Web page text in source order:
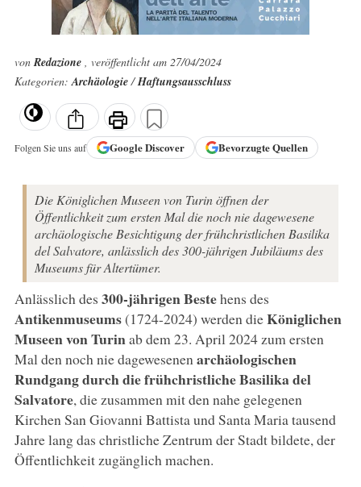
vonRedazione , veröffentlicht am 27/04/2024
Kategorien:Archäologie/Haftungsausschluss
Folgen Sie uns auf GoogleDiscover Bevorzugte Quellen
Die Königlichen Museen von Turin öffnen der
Öffentlichkeit zum ersten Mal die noch nie dagewesene
archäologische Besichtigung der frühchristlichen Basilika
del Salvatore, anlässlich des 300-jährigen Jubiläums des
Museums für Altertümer.
Anlässlich des 300-jährigen Bestehens des
Antikenmuseums(1724-2024) werden dieKöniglichen
Museen von Turinab dem 23. April 2024 zum ersten
Mal den noch nie dagewesenen archäologischen
Rundgang durch diefrühchristliche Basilika del
Salvatore, die zusammen mit den nahe gelegenen
Kirchen San Giovanni Battista und Santa Maria tausend
Jahre lang das christliche Zentrum der Stadt bildete, der
Öffentlichkeit zugänglich machen.